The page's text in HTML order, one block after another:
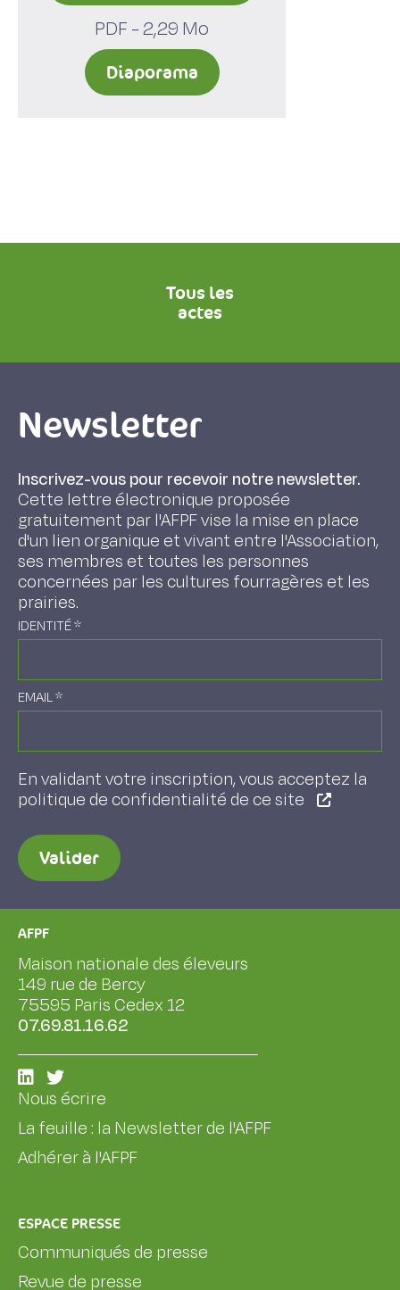
PDF - 2,29 Mo
Diaporama
Tous les
actes
Newsletter
Inscrivez-vous pour recevoir notre newsletter.
Cette lettre électronique proposée
gratuitement par l'AFPF vise la mise en place
d'un lien organique et vivant entre l'Association,
ses membres et toutes les personnes
concernées par les cultures fourragères et les
prairies.
IDENTITÉ*
EMAIL*
En validant votre inscription, vous acceptez la
politique de confidentialité de ce site
Valider
AFPF
Maison nationale des éleveurs
149 rue de Bercy
75595 Paris Cedex 12
07.69.81.16.62
Nous écrire
La feuille : la Newsletter de l'AFPF
Adhérer à l'AFPF
ESPACE PRESSE
Communiqués de presse
Revue de presse